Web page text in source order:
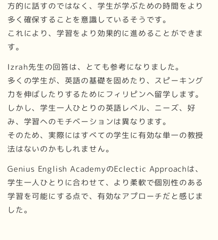
方的に話すのではなく、学生が学ぶための時間をより
多く確保することを意識しているそうです。
これにより、学習をより効果的に進めることができま
す。
Izrah先生の回答は、とても参考になりました。
多くの学生が、英語の基礎を固めたり、スピーキング
力を伸ばしたりするためにフィリピンへ留学します。
しかし、学生一人ひとりの英語レベル、ニーズ、好
み、学習へのモチベーションは異なります。
そのため、実際にはすべての学生に有効な単一の教授
法はないのかもしれません。
Genius English AcademyのEclectic Approachは、
学生一人ひとりに合わせて、より柔軟で個別性のある
学習を可能にする点で、有効なアプローチだと感じま
した。